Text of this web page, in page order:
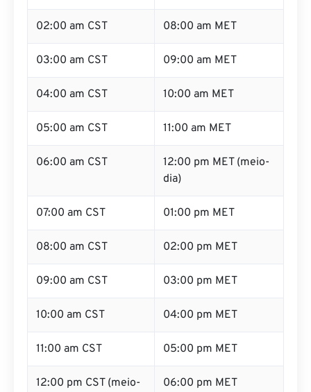
02:00 am CST 08:00 am MET
03:00 am CST 09:00 am MET
04:00 am CST 10:00 am MET
05:00 am CST 11:00 am MET
06:00 am CST
12:00 pm MET (meio-
dia)
07:00 am CST 01:00 pm MET
08:00 am CST 02:00 pm MET
09:00 am CST 03:00 pm MET
10:00 am CST 04:00 pm MET
11:00 am CST 05:00 pm MET
12:00 pm CST (meio- 06:00 pm MET